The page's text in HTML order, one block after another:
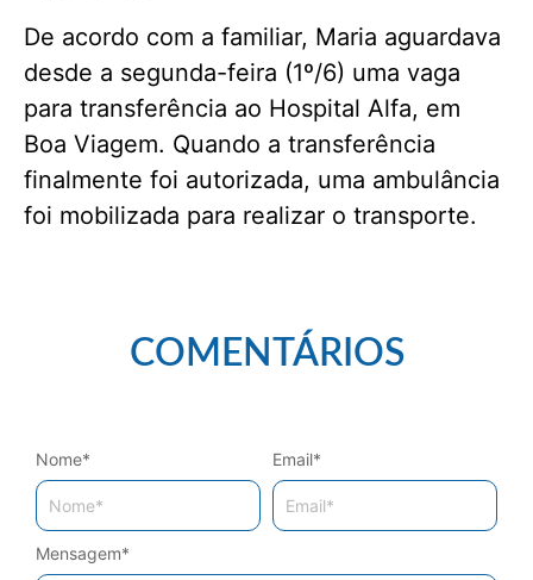
De acordo com a familiar, Maria aguardava
desde a segunda-feira (1º/6) uma vaga
para transferência ao Hospital Alfa, em
Boa Viagem. Quando a transferência
finalmente foi autorizada, uma ambulância
foi mobilizada para realizar o transporte.
COMENTÁRIOS
Mensagem*
Nome* Email*